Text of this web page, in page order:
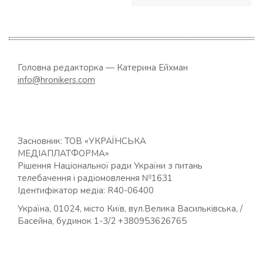
Головна редакторка — Катерина Ейхман
info@hronikers.com
Засновник: ТОВ «УКРАЇНСЬКА
МЕДІАПЛАТФОРМА»
Рішення Національної ради України з питань
телебачення і радіомовлення №1631
Ідентифікатор медіа: R40-06400
Україна, 01024, місто Київ, вул.Велика Васильківська, /
Басейна, будинок 1-3/2 +380953626765